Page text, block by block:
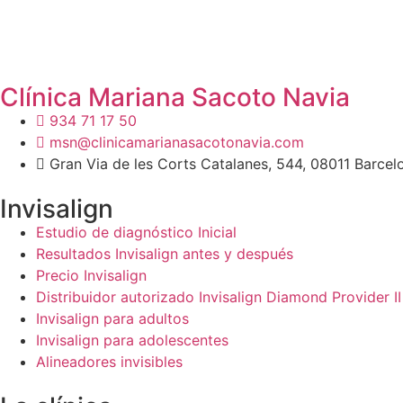
Clínica Mariana Sacoto Navia
934 71 17 50
msn@clinicamarianasacotonavia.com
Gran Via de les Corts Catalanes, 544, 08011
Invisalign
Estudio de diagnóstico Inicial
Resultados Invisalign antes y después
Precio Invisalign
Distribuidor autorizado Invisalign Diamond Provider II
Invisalign para adultos
Invisalign para adolescentes
Alineadores invisibles